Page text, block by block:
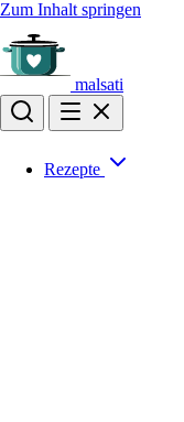
Zum Inhalt springen
malsati
Rezepte